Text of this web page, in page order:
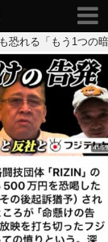
恐れる「もう1つ